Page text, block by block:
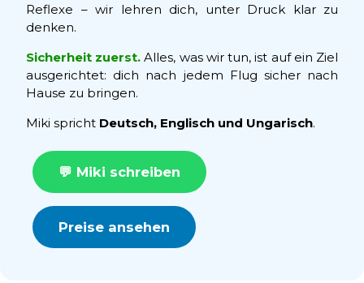
Reflexe – wir lehren dich, unter Druck klar zu
denken.
Sicherheit zuerst. Alles, was wir tun, ist auf ein Ziel
ausgerichtet: dich nach jedem Flug sicher nach
Hause zu bringen.
Miki spricht Deutsch, Englisch und Ungarisch.
💬 Miki schreiben
Preise ansehen